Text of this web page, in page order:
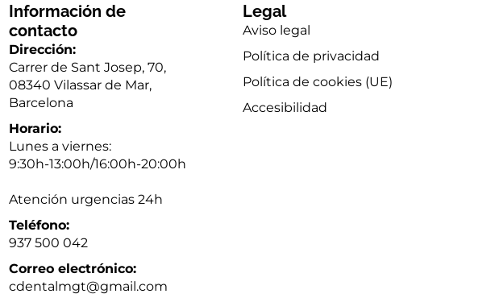
Información de
contacto
Dirección:
Carrer de Sant Josep, 70,
08340 Vilassar de Mar,
Barcelona
Horario:
Lunes a viernes:
9:30h-13:00h/16:00h-20:00h
Atención urgencias 24h
Teléfono:
937 500 042
Correo electrónico:
cdentalmgt@gmail.com
Legal
Aviso legal
Política de privacidad
Política de cookies (UE)
Accesibilidad